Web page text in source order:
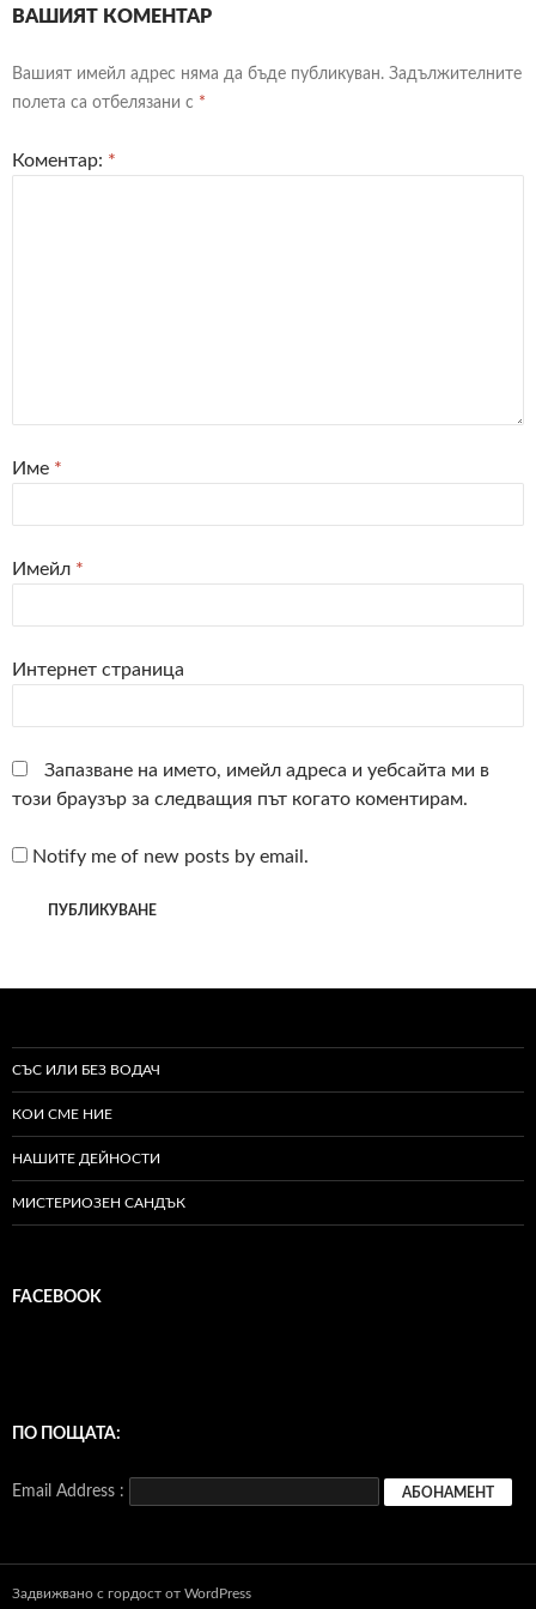
ВАШИЯТ КОМЕНТАР
Вашият имейл адрес няма да бъде публикуван. Задължителните
полета са отбелязани с *
Коментар: *
Име *
Имейл *
Интернет страница
Запазване на името, имейл адреса и уебсайта ми в
този браузър за следващия път когато коментирам.
Notify me of new posts by email.
СЪС ИЛИ БЕЗ ВОДАЧ
КОИ СМЕ НИЕ
НАШИТЕ ДЕЙНОСТИ
МИСТЕРИОЗЕН САНДЪК
FACEBOOK
ПО ПОЩАТА:
Email Address :
Задвижвано с гордост от WordPress